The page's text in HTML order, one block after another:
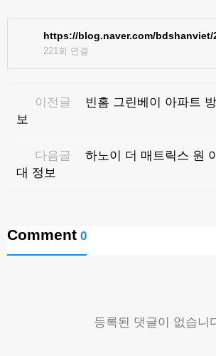
https://blog.naver.com/bdshanviet/
221회 연결
이전글
빈홈 그린베이 아파트
보
다음글
하노이 더 매트릭스 원
대 정보
Comment 0
등록된 댓글이 없습니